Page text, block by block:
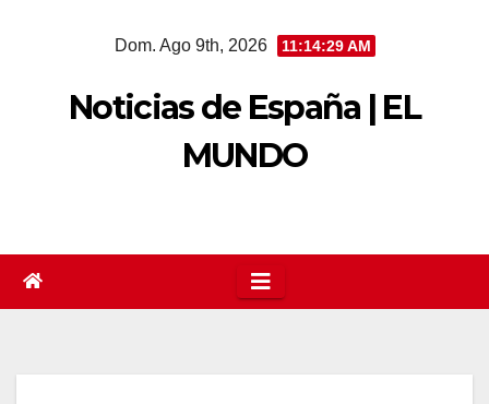
Dom. Ago 9th, 2026 11:14:30 AM
Noticias de España | EL
MUNDO